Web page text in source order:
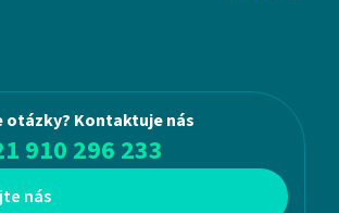
otázky? Kontaktuje nás
910 296 233
nás